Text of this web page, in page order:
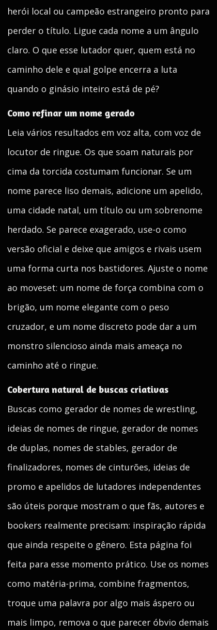
herói local ou campeão estrangeiro pronto para
perder o título. Ligue cada nome a um ângulo
claro. O que esse lutador quer, quem está no
caminho dele e qual golpe encerra a luta
quando o ginásio inteiro está de pé?
Como refinar um nome gerado
Leia vários resultados em voz alta, com voz de
locutor de ringue. Os que soam naturais por
cima da torcida costumam funcionar. Se um
nome parece liso demais, adicione um apelido,
uma cidade natal, um título ou um sobrenome
herdado. Se parece exagerado, use-o como
versão oficial e deixe que amigos e rivais usem
uma forma curta nos bastidores. Ajuste o nome
ao moveset: um nome de força combina com o
brigão, um nome elegante com o peso
cruzador, e um nome discreto pode dar a um
monstro silencioso ainda mais ameaça no
caminho até o ringue.
Cobertura natural de buscas criativas
Buscas como gerador de nomes de wrestling,
ideias de nomes de ringue, gerador de nomes
de duplas, nomes de stables, gerador de
finalizadores, nomes de cinturões, ideias de
promo e apelidos de lutadores independentes
são úteis porque mostram o que fãs, autores e
bookers realmente precisam: inspiração rápida
que ainda respeite o gênero. Esta página foi
feita para esse momento prático. Use os nomes
como matéria-prima, combine fragmentos,
troque uma palavra por algo mais áspero ou
mais limpo, remova o que parecer óbvio demais